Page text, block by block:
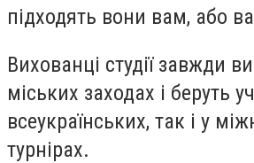
підходять вони вам, або
Вихованці студії завжди
міських заходах і беруть
всеукраїнських, так і у
турнірах.